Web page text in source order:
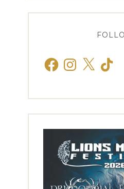
FacebookInstagram
X TikTok